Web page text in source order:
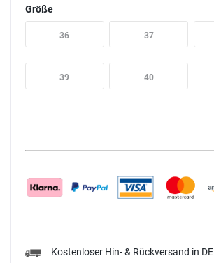
Größe
36 37
39 40
Kostenloser Hin- & Rückversand in DE